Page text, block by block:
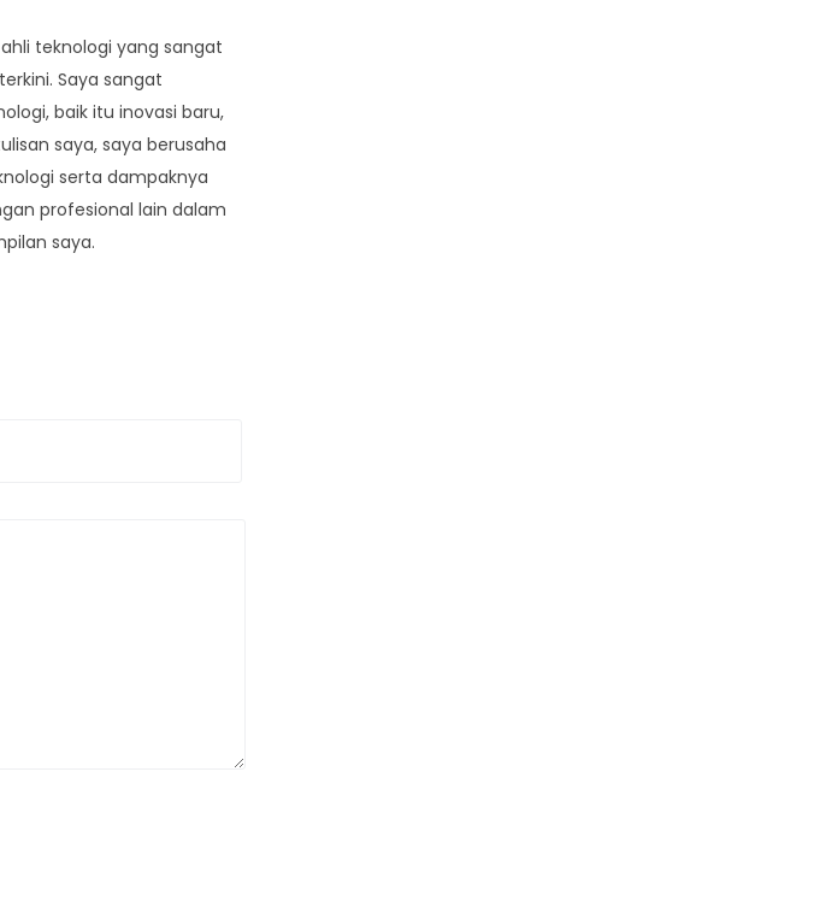
teknologi yang sangat
Saya sangat
baik itu inovasi baru,
saya, saya berusaha
serta dampaknya
profesional lain dalam
saya.